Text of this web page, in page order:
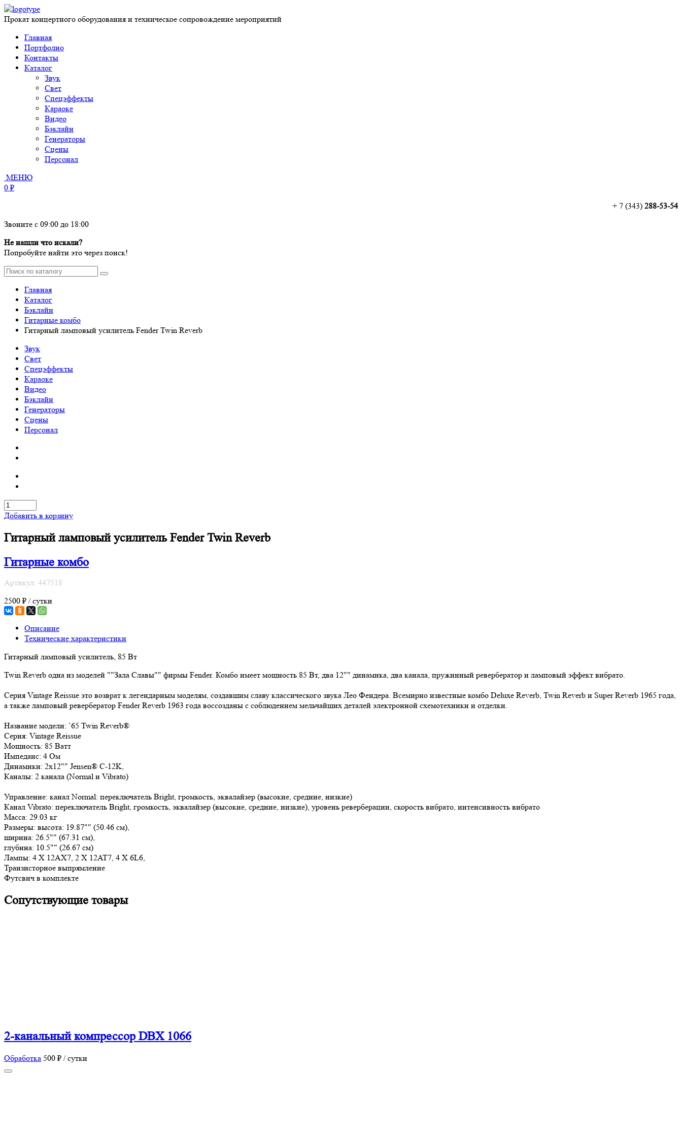
Прокат концертного оборудования и техническое сопровождение мероприятий
Главная
Портфолио
Контакты
Каталог
Звук
Свет
Спецэффекты
Караоке
Видео
Бэклайн
Генераторы
Сцены
Персонал
МЕНЮ
0 ₽
+ 7 (343) 288-53-54
Звоните с 09:00 до 18:00
Не нашли что искали?
Попробуйте найти это через поиск!
Главная
Каталог
Бэклайн
Гитарные комбо
Гитарный ламповый усилитель Fender Twin Reverb
Звук
Свет
Спецэффекты
Караоке
Видео
Бэклайн
Генераторы
Сцены
Персонал
Добавить в корзину
Гитарный ламповый усилитель Fender Twin Reverb
Гитарные комбо
Артикул: 447518
2500 ₽ / сутки
Описание
Технические характеристики
Гитарный ламповый усилитель, 85 Вт
Twin Reverb одна из моделей ""Зала Славы"" фирмы Fender. Комбо имеет мощность 85 Вт, два 12"" динамика, два канала, пружинный ревербератор и ламповый эффект вибрато.
Серия Vintage Reissue это возврат к легендарным моделям, создавшим славу классического звука Лео Фендера. Всемирно известные комбо Deluxe Reverb, Twin Reverb и Super Reverb 1965 года,
а также ламповый ревербератор Fender Reverb 1963 года воссозданы с соблюдением мельчайших деталей электронной схемотехники и отделки.
Название модели: `65 Twin Reverb®
Серия: Vintage Reissue
Мощность: 85 Ватт
Импеданс: 4 Ом
Динамики: 2х12"" Jensen® C-12K,
Каналы: 2 канала (Normal и Vibrato)
Управление: канал Normal: переключатель Bright, громкость, эквалайзер (высокие, средние, низкие)
Канал Vibrato: переключатель Bright, громкость, эквалайзер (высокие, средние, низкие), уровень реверберации, скорость вибрато, интенсивность вибрато
Масса: 29.03 кг
Размеры: высота: 19.87"" (50.46 см),
ширина: 26.5"" (67.31 см),
глубина: 10.5"" (26.67 см)
Лампы: 4 X 12AX7, 2 X 12AT7, 4 X 6L6,
Транзисторное выпрямление
Футсвич в комплекте
Сопутствующие товары
2-канальный компрессор DBX 1066
Обработка 500 ₽ / сутки